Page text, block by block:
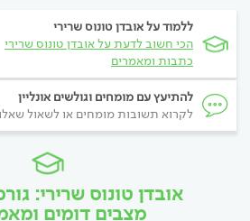
ללמוד על אובדן טונוס שרירי
הכי חשוב לדעת על אובדן טונוס שרירי
כתבות ומאמרים
להתיעץ עם מומחים וגולשים אונליין
לקרוא תשובות מומחים או לשאול
אובדן טונוס שרירי:
מצבים דומים